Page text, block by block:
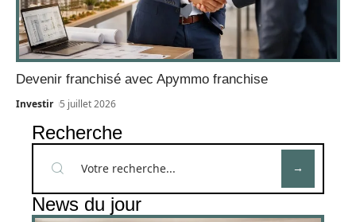
Devenir franchisé avec Apymmo franchise
Investir 5 juillet 2026
Recherche
News du jour